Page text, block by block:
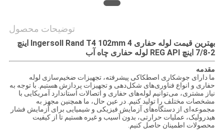
توضیحات محصول
بهترین قیمت لوله حفاری Ingersoll Rand T4 102mm 4 اینچ
2-7/8 اینچ REG API لوله حفاری چاه آب
مقدمه
ما دارای جوشکاری اصطکاکی پیشرفته، تجهیزات ضخیم‌سازی لوله
حفاری و انواع فناوری‌های شکل‌دهی و تجهیزات پردازش هستیم. با توجه به
نیاز مشتری، می‌توانیم لوله‌های حفاری و اتصالات استاندارد آمریکایی با
مشخصات مختلف را تولید کنیم. در عین حال، ما همچنین مجهز به
مجموعه‌ای از دستگاه‌های آزمایش فیزیکی و شیمیایی برای آزمایش فشار
هیدرولیک، عملیات حرارتی، بدون آسیب و غیره هستیم تا از کیفیت
محصولات اطمینان حاصل کنیم.